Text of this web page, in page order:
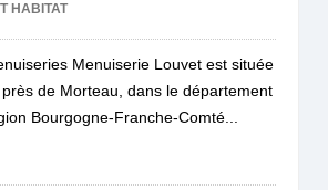
HABITAT
Menuiserie Louvet est située
de Morteau, dans le département
Bourgogne-Franche-Comté...